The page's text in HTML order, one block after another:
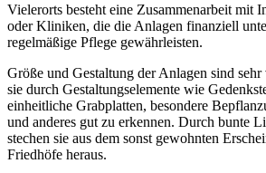
Vielerorts besteht eine Zusammenarbeit mit
oder Kliniken, die die Anlagen finanziell
regelmäßige Pflege gewährleisten.
Größe und Gestaltung der Anlagen sind
sie durch Gestaltungselemente wie
einheitliche Grabplatten, besondere
und anderes gut zu erkennen. Durch bunte
stechen sie aus dem sonst gewohnten
Friedhöfe heraus.